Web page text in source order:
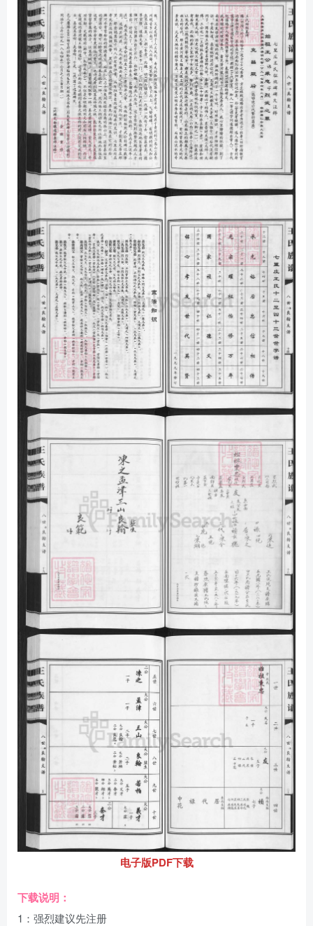
电子版PDF下载
下载说明：
1：强烈建议先注册